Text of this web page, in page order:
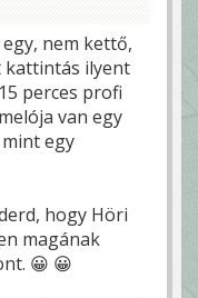
nem kettő,
kattintás ilyent
perces profi
van egy
egy
hogy Höri
magának
😀 😀